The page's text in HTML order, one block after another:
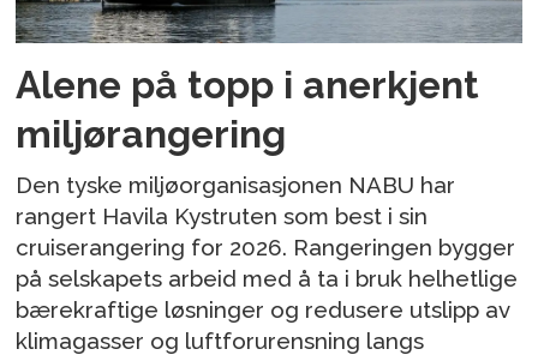
Alene på topp i anerkjent
miljørangering
Den tyske miljøorganisasjonen NABU har
rangert Havila Kystruten som best i sin
cruiserangering for 2026. Rangeringen bygger
på selskapets arbeid med å ta i bruk helhetlige
bærekraftige løsninger og redusere utslipp av
klimagasser og luftforurensning langs